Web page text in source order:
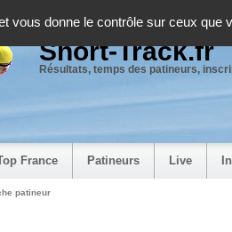
vous donne le contrôle sur ceux que
Short-Track.fr
Résultats, temps des patineurs,
France Patineurs Live
patineur